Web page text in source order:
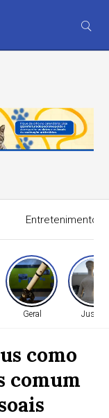
Entretenimento
Geral Justiça
como
comum